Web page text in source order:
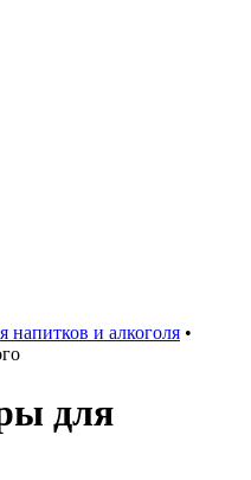
напитков и алкоголя •
для